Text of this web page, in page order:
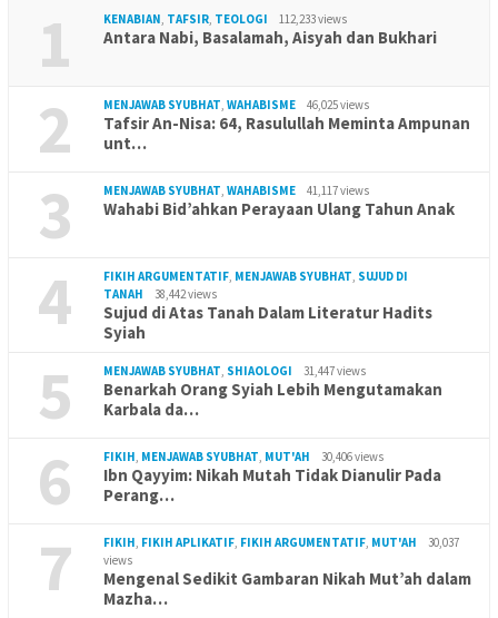
1 KENABIAN, TAFSIR, TEOLOGI 112,233 views
Antara Nabi, Basalamah, Aisyah dan Bukhari
2 MENJAWAB SYUBHAT, WAHABISME 46,025 views
Tafsir An-Nisa: 64, Rasulullah Meminta Ampunan
unt…
3 MENJAWAB SYUBHAT, WAHABISME 41,117 views
Wahabi Bid’ahkan Perayaan Ulang Tahun Anak
4 FIKIH ARGUMENTATIF, MENJAWAB SYUBHAT, SUJUD DI
TANAH
38,442 views
Sujud di Atas Tanah Dalam Literatur Hadits
Syiah
5 MENJAWAB SYUBHAT, SHIAOLOGI 31,447 views
Benarkah Orang Syiah Lebih Mengutamakan
Karbala da…
6 FIKIH, MENJAWAB SYUBHAT, MUT'AH 30,406 views
Ibn Qayyim: Nikah Mutah Tidak Dianulir Pada
Perang…
7 FIKIH, FIKIH APLIKATIF, FIKIH ARGUMENTATIF, MUT'AH
30,037
views
Mengenal Sedikit Gambaran Nikah Mut’ah dalam
Mazha…